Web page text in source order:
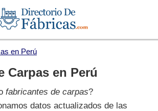
en Perú
Carpas en Perú
fabricantes de carpas?
datos actualizados de las